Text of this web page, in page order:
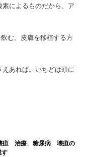
によるものだから、ア
む。皮膚を移植する方
あれば。いちどは頭に
疽 治療 、糖尿病 壊疽の
す